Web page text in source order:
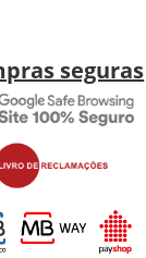
seguras